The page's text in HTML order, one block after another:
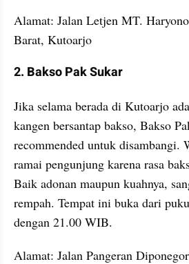
Alamat: Jalan Letjen MT.
Barat, Kutoarjo
2. Bakso Pak Sukar
Jika selama berada di Kutoarjo
kangen bersantap bakso, Bakso
recommended untuk disambangi.
ramai pengunjung karena rasa
Baik adonan maupun kuahnya,
rempah. Tempat ini buka dari
dengan 21.00 WIB.
Alamat: Jalan Pangeran